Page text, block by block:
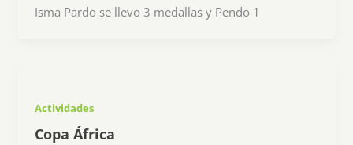
Isma Pardo se llevo 3 medallas y Pendo 1
Actividades
Copa África